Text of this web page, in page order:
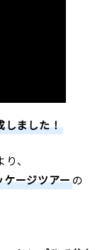
しました！
、
ケージツアー の